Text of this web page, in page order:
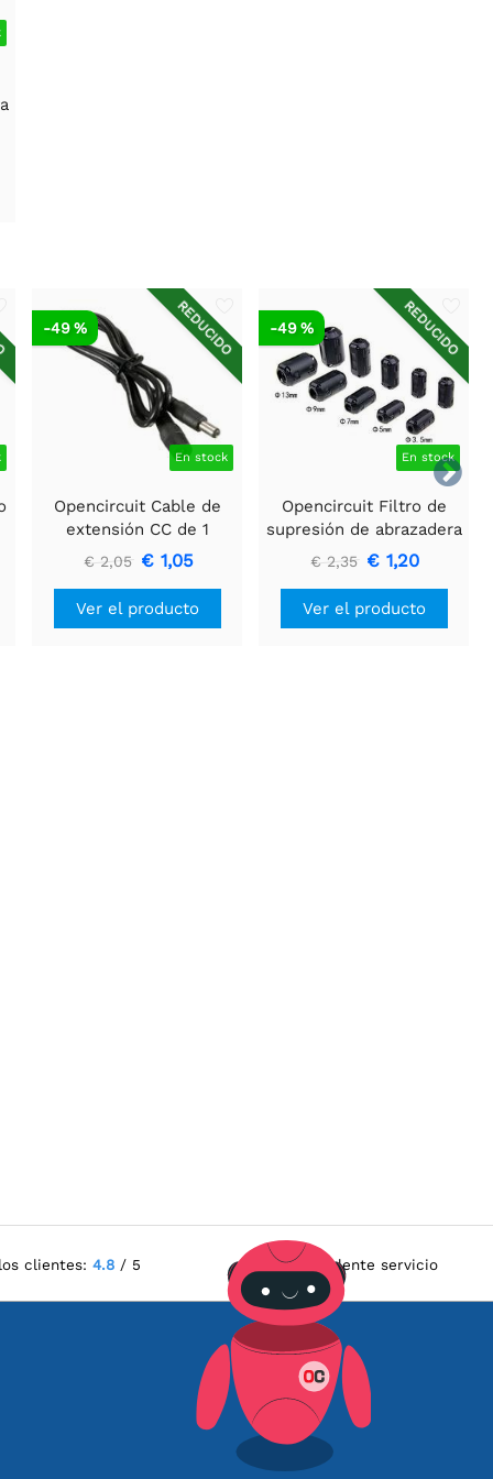

REDUCIDO
En stock
-49 %
Opencircuit Cable de
extensión CC de 1
metro 5,5 mm x 2,1 mm
€ 2,05 € 1,05
Ver el producto
REDUCIDO
En stock
-49 %
Opencircuit Filtro de
supresión de abrazadera
de ferrita de 7 mm
€ 2,35 € 1,20
Ver el producto
clientes:4.8 / 5 Excelente servicio